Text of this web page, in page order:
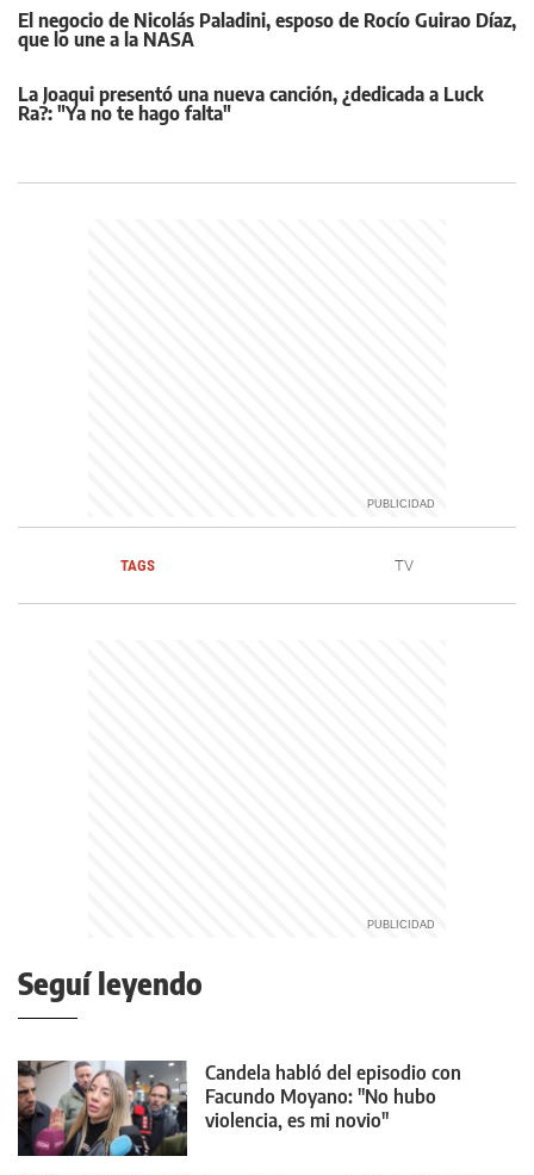
El negocio de Nicolás Paladini, esposo de Rocío Guirao Díaz,
que lo une a la NASA
La Joaqui presentó una nueva canción, ¿dedicada a Luck
Ra?: "Ya no te hago falta"
TAGS TV
Seguí leyendo
Candela habló del episodio con
Facundo Moyano: "No hubo
violencia, es mi novio"